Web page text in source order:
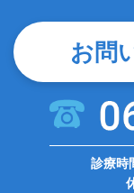
お問
診療時